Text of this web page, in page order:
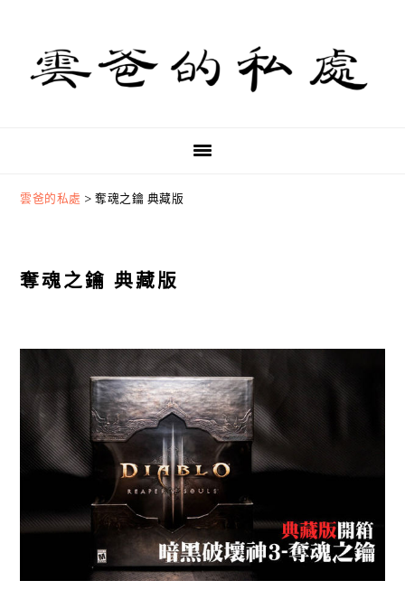
primary
navigation
content
primary
sidebar
雲爸的私處 >奪魂之鑰 典藏版
奪魂之鑰 典藏版